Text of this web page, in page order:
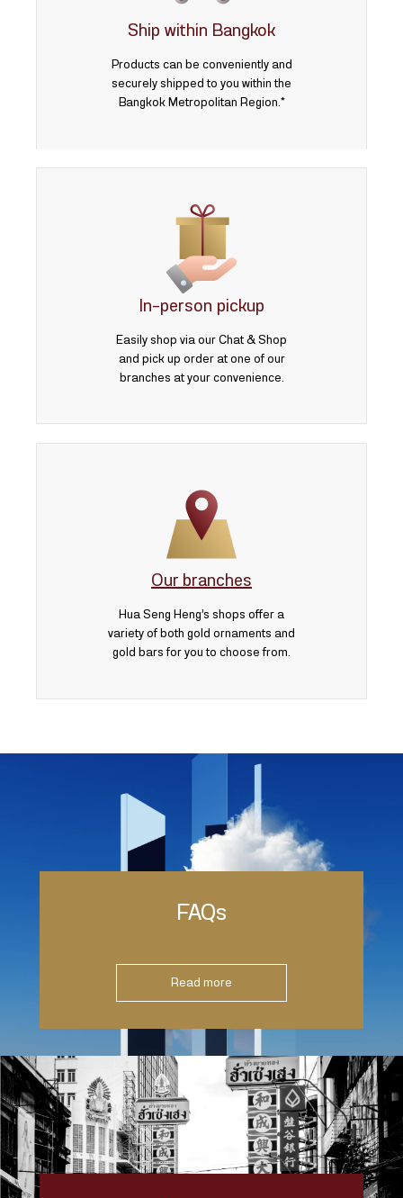
Ship within Bangkok
Products can be conveniently and
securely shipped to you within the
Bangkok Metropolitan Region.*
In-person pickup
Easily shop via our Chat & Shop
and pick up order at one of our
branches at your convenience.
Our branches
Hua Seng Heng’s shops offer a
variety of both gold ornaments and
gold bars for you to choose from.
FAQs
Read more